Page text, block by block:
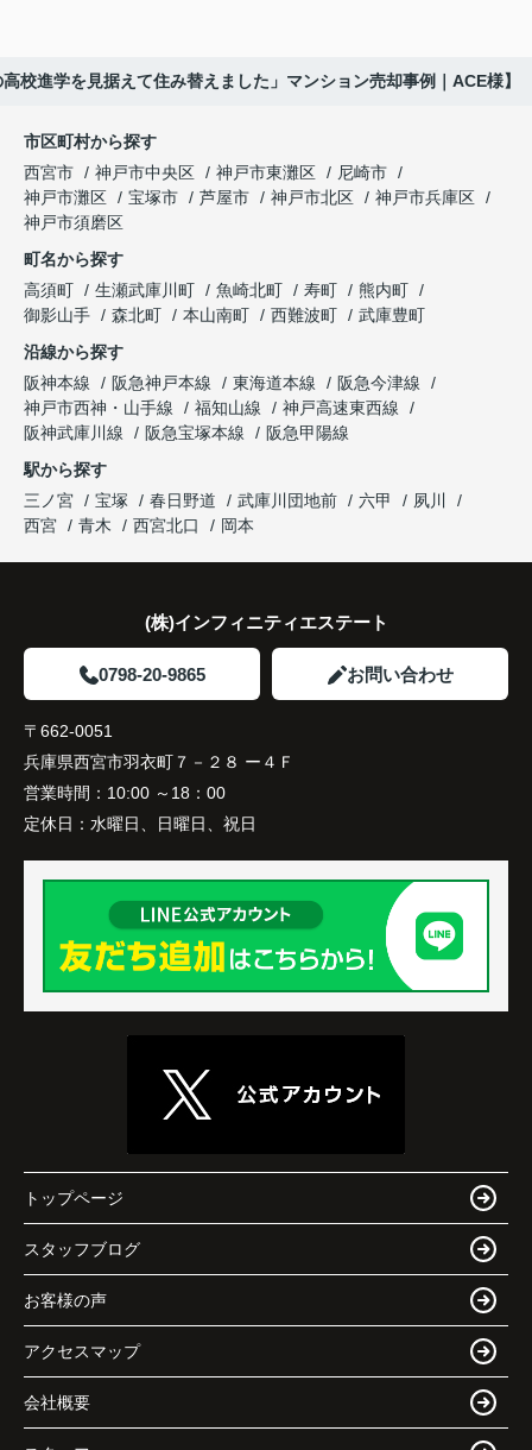
趣味を楽しむ時間が増えました。
これからの暮らしを前向きに考えられるようにな
り、住み替えを決断して本当に良かったと思ってい
ます。
「立地も良く、長期保有したい物件です。」
と話され、このビルを大切に運営してくださること
になりました。
長年守ってきた資産を安心して引き継ぐことがで
き、家族全員が納得できる売却となりました。
「レ・ジェイド西宮北口」の査定だけでなく、新居
購入とのタイミングや資金計画についても丁寧に説
明してくださいました。
販売活動では、西宮北口駅へのアクセス、阪急西宮
ガーデンズ、教育施設、商業施設など、このエリア
した。
購入されたご家族は、
と大変喜ばれ、この住まいを選ばれました。
住み替え後は家族それぞれの通勤・通学時間が短く
家族全員にとって、将来を見据えた良い選択だった
校進学を見据えて住み替えました」マンション売却事例｜ACE様】
市区町村から探す
西宮市
神戸市中央区 神戸市東灘区
尼崎市
神戸市灘区
宝塚市 芦屋市 神戸市北区
神戸市兵庫区
神戸市須磨区
町名から探す
高須町
生瀬武庫川町 魚崎北町 寿町
熊内町
御影山手
森北町 本山南町 西難波町
武庫豊町
沿線から探す
阪神本線
阪急神戸本線 東海道本線
阪急今津線
神戸市西神・山手線
福知山線
神戸高速東西線
阪神武庫川線
阪急宝塚本線
阪急甲陽線
駅から探す
三ノ宮
宝塚 春日野道 武庫川団地前 六甲
夙川
西宮
青木 西宮北口 岡本
(株)インフィニティエステート
0798-20-9865 お問い合わせ
〒662-0051
兵庫県西宮市羽衣町７－２８ ー４Ｆ
営業時間： 10:00 ～18：00
定休日： 水曜日、日曜日、祝日
トップページ
スタッフブログ
お客様の声
アクセスマップ
会社概要